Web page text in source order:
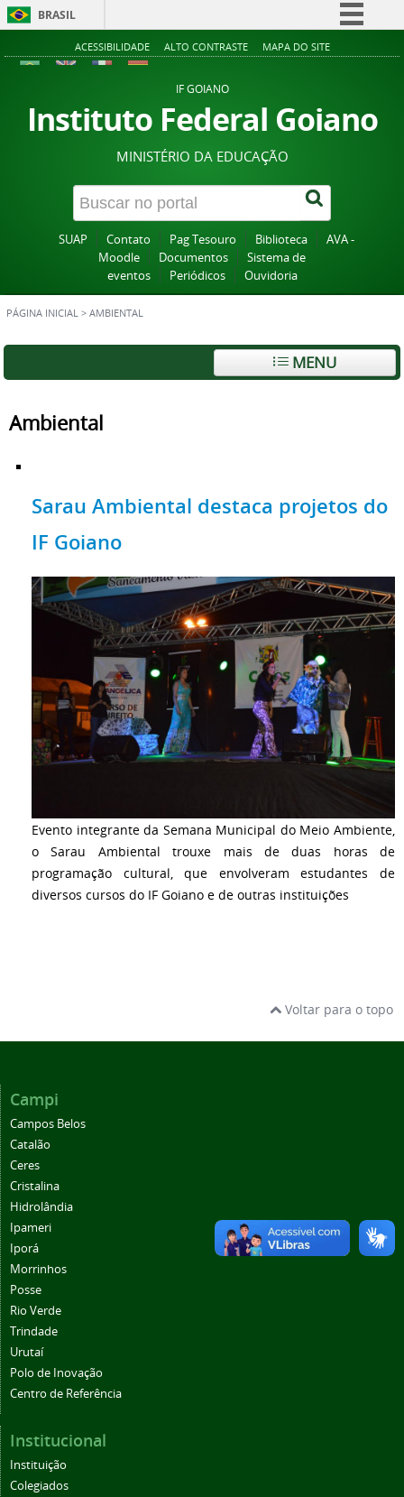
BRASIL
Simplifique!
Acesso à informação
Legislação
Canais
ACESSIBILIDADE ALTO CONTRASTE MAPA DO SITE
IF GOIANO
Instituto Federal Goiano
MINISTÉRIO DA EDUCAÇÃO
SUAP Contato Pag Tesouro Biblioteca
AVA -
Moodle
Documentos
Sistema de
eventos
Periódicos Ouvidoria
PÁGINA INICIAL > AMBIENTAL
MENU
Ambiental
Sarau Ambiental destaca projetos do
IF Goiano
Evento integrante da Semana Municipal do Meio Ambiente,
o Sarau Ambiental trouxe mais de duas horas de
programação cultural, que envolveram estudantes de
diversos cursos do IF Goiano e de outras instituições
Voltar para o topo
Campi
Campos Belos
Catalão
Ceres
Cristalina
Hidrolândia
Ipameri
Iporá
Morrinhos
Posse
Rio Verde
Trindade
Urutaí
Polo de Inovação
Centro de Referência
Institucional
Instituição
Colegiados